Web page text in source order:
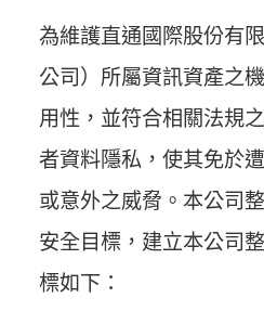
為維護直通國際股份有
公司）所屬資訊資產之
用性，並符合相關法規
者資料隱私，使其免於
或意外之威脅。本公司
安全目標，建立本公司
標如下：